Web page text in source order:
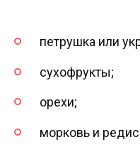
петрушка или
сухофрукты;
орехи;
морковь и